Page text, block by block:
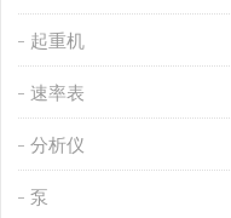
起重机
速率表
分析仪
泵